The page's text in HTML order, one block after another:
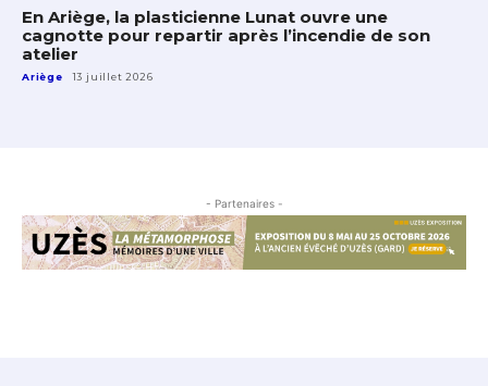
En Ariège, la plasticienne Lunat ouvre une
cagnotte pour repartir après l’incendie de son
atelier
Ariège 13 juillet 2026
- Partenaires -